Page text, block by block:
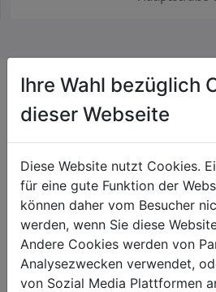
Unikat
Ihre Wahl bezüglich
dieser Webseite
Diese Website nutzt Cookies.
für eine gute Funktion der
können daher vom Besucher
werden, wenn Sie diese
Andere Cookies werden von
Analysezwecken verwendet,
von Sozial Media Plattformen